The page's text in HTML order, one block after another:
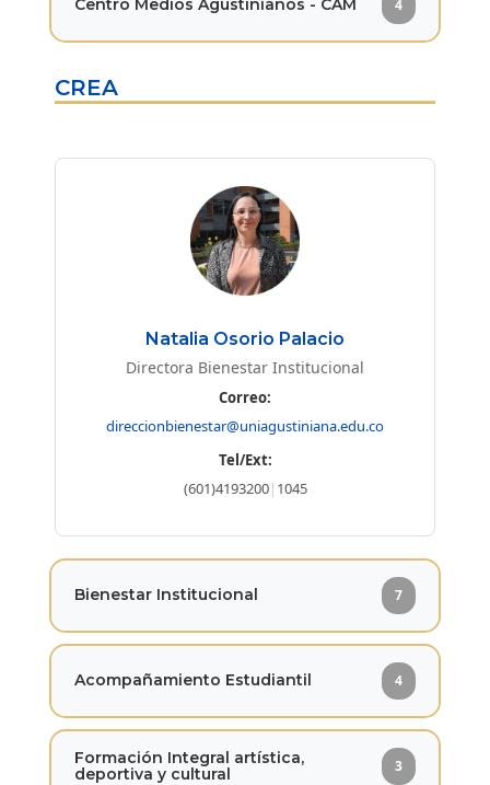
Centro Medios Agustinianos - CAM 4
CREA
Natalia Osorio Palacio
Directora Bienestar Institucional
Correo:
direccionbienestar@uniagustiniana.edu.co
Tel/Ext:
(601)4193200| 1045
Bienestar Institucional 7
Acompañamiento Estudiantil 4
Formación Integral artística,
deportiva y cultural
3